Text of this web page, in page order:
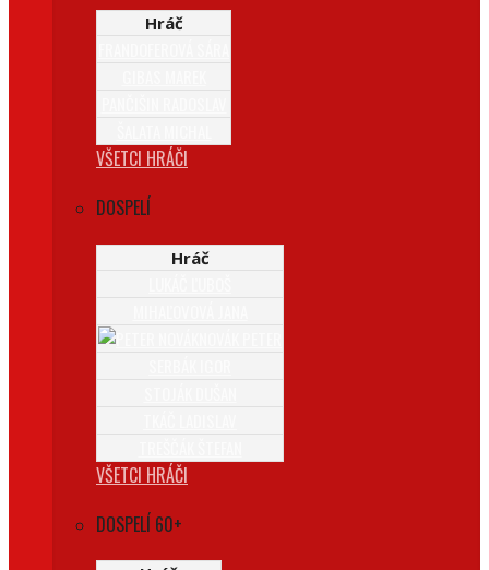
Hráč
VŠETCI HRÁČI
DOSPELÍ
Hráč
VŠETCI HRÁČI
DOSPELÍ 60+